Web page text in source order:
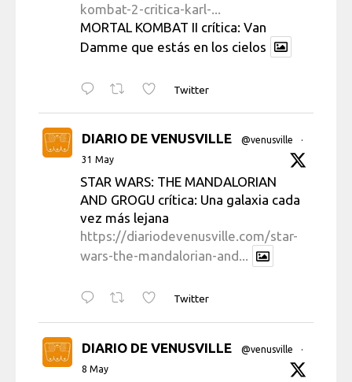
kombat-2-critica-karl-...
MORTAL KOMBAT II crítica: Van
Damme que estás en los cielos
Twitter
DIARIO DE VENUSVILLE @venusville
·
31 May
STAR WARS: THE MANDALORIAN
AND GROGU crítica: Una galaxia cada
vez más lejana
https://diariodevenusville.com/star-
wars-the-mandalorian-and...
Twitter
DIARIO DE VENUSVILLE @venusville
·
8 May